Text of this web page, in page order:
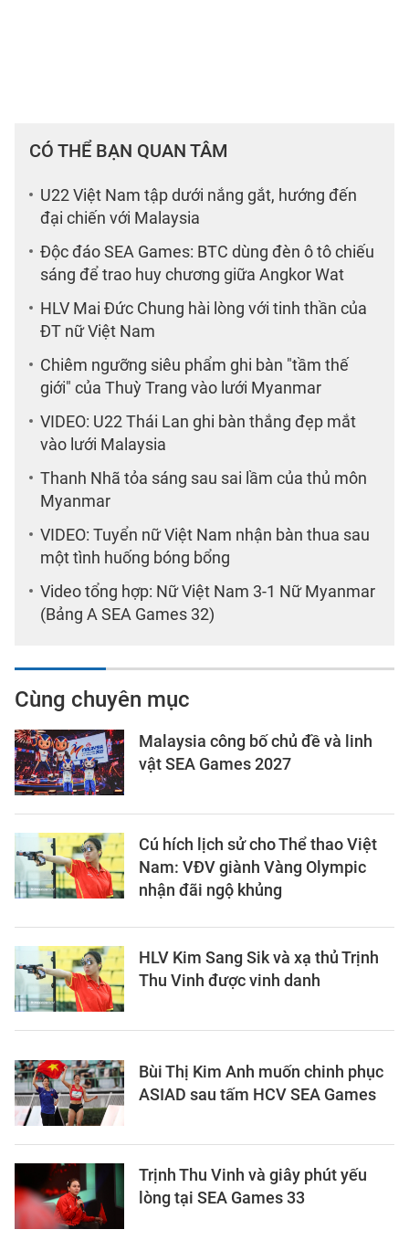
CÓ THỂ BẠN QUAN TÂM
U22 Việt Nam tập dưới nắng gắt, hướng đến
đại chiến với Malaysia
Độc đáo SEA Games: BTC dùng đèn ô tô chiếu
sáng để trao huy chương giữa Angkor Wat
HLV Mai Đức Chung hài lòng với tinh thần của
ĐT nữ Việt Nam
Chiêm ngưỡng siêu phẩm ghi bàn "tầm thế
giới" của Thuỳ Trang vào lưới Myanmar
VIDEO: U22 Thái Lan ghi bàn thắng đẹp mắt
vào lưới Malaysia
Thanh Nhã tỏa sáng sau sai lầm của thủ môn
Myanmar
VIDEO: Tuyển nữ Việt Nam nhận bàn thua sau
một tình huống bóng bổng
Video tổng hợp: Nữ Việt Nam 3-1 Nữ Myanmar
(Bảng A SEA Games 32)
Cùng chuyên mục
Malaysia công bố chủ đề và linh
vật SEA Games 2027
Cú hích lịch sử cho Thể thao Việt
Nam: VĐV giành Vàng Olympic
nhận đãi ngộ khủng
HLV Kim Sang Sik và xạ thủ Trịnh
Thu Vinh được vinh danh
Bùi Thị Kim Anh muốn chinh phục
ASIAD sau tấm HCV SEA Games
Trịnh Thu Vinh và giây phút yếu
lòng tại SEA Games 33